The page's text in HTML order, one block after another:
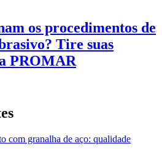
os procedimentos de
Tire suas
PROMAR
com granalha de aço: qualidade